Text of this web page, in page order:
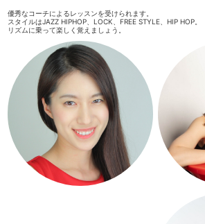
優秀なコーチによるレッスンを受けられます。
スタイルはJAZZ HIPHOP、LOCK、FREE STYLE、HIP HOP。
リズムに乗って楽しく覚えましょう。